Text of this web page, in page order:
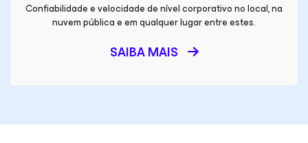
Confiabilidade e velocidade de nível corporativo no local, na
nuvem pública e em qualquer lugar entre estes.
SAIBA MAIS